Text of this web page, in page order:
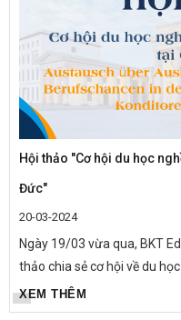
Hội thảo "Cơ hội du học
Đức"
20-03-2024
Ngày 19/03 vừa qua, BKT
thảo chia sẻ cơ hội về du
cùng tập đoàn MAUEL 1883
Buổi...
XEM THÊM